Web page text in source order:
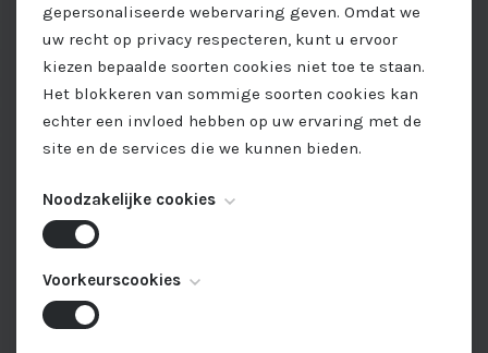
gepersonaliseerde webervaring geven. Omdat we
uw recht op privacy respecteren, kunt u ervoor
kiezen bepaalde soorten cookies niet toe te staan.
Het blokkeren van sommige soorten cookies kan
echter een invloed hebben op uw ervaring met de
site en de services die we kunnen bieden.
Noodzakelijke cookies
Deze cookies zijn noodzakelijk voor het functioneren
van de website en kunnen niet worden
uitgeschakeld. Ze worden meestal alleen ingesteld
Voorkeurscookies